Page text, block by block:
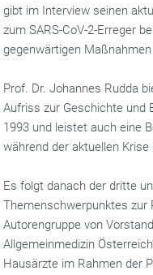
gibt im Interview seinen
zum SARS-CoV-2-Erreger
gegenwärtigen
Prof. Dr. Johannes Rudda
Aufriss zur Geschichte und
1993 und leistet auch eine
während der aktuellen
Es folgt danach der dritte
Themenschwerpunktes zur
Autorengruppe von
Allgemeinmedizin
Hausärzte im Rahmen der